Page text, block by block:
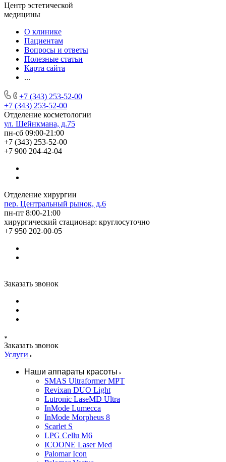
Центр эстетической
медицины
О клинике
Пациентам
Вопросы и ответы
Полезные статьи
Карта сайта
...
+7 (343) 253-52-00
+7 (343) 253-52-00
Отделение косметологии
ул. Шейнкмана, д.75
пн-сб 09:00-21:00
+7 (343) 253-52-00
+7 900 204-42-04
Отделение хирургии
пер. Центральный рынок, д.6
пн-пт 8:00-21:00
хирургический стационар: круглосуточно
+7 950 202-00-05
Заказать звонок
Заказать звонок
Услуги
Наши аппараты красоты
SMAS Ultraformer MPT
Revixan DUO Light
Lutronic LaseMD Ultra
InMode Lumecca
InMode Morpheus 8
Scarlet S
LPG Cellu M6
ICOONE Laser Med
Palomar Icon